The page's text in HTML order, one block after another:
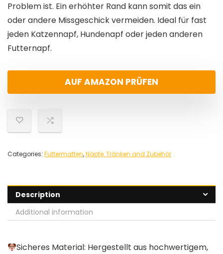
Problem ist. Ein erhöhter Rand kann somit das ein
oder andere Missgeschick vermeiden. Ideal für fast
jeden Katzennapf, Hundenapf oder jeden anderen
Futternapf.
AUF AMAZON PRÜFEN
Categories: Futtermatten,Näpfe, Tränken and Zubehör
Description
Additional information
Sicheres Material: Hergestellt aus hochwertigem,